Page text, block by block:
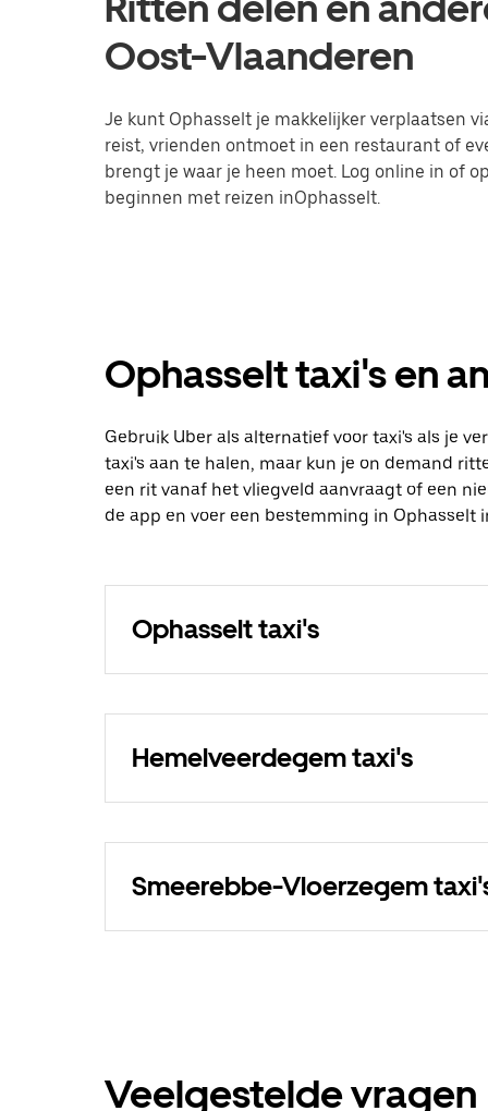
Oost-Vlaanderen
Je kunt Ophasselt je makkelijker verplaatsen
reist, vrienden ontmoet in een restaurant of
brengt je waar je heen moet. Log online in of
beginnen met reizen inOphasselt.
Ophasselt taxi's en
Gebruik Uber als alternatief voor taxi's als je
taxi's aan te halen, maar kun je on demand
een rit vanaf het vliegveld aanvraagt of een
de app en voer een bestemming in Ophasselt
Ophasselt taxi's
Hemelveerdegem taxi's
Smeerebbe-Vloerzegem
Veelgestelde vragen